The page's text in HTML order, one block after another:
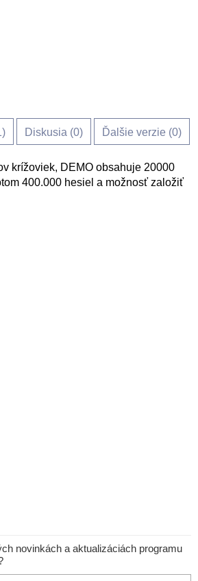
) Diskusia (0) Ďalšie verzie (0)
krížoviek, DEMO obsahuje 20000
400.000 hesiel a možnosť založiť
novinkách a aktualizáciách programu